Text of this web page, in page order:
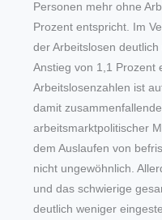
Personen mehr ohne
Prozent entspricht. Im
der Arbeitslosen
Anstieg von 1,1 Prozent
Arbeitslosenzahlen ist
damit
arbeitsmarktpolitischer
dem Auslaufen von
nicht ungewöhnlich.
und das schwierige
deutlich weniger